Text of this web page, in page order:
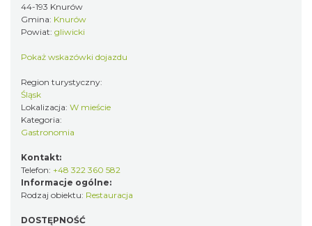
44-193 Knurów
Gmina: Knurów
Powiat: gliwicki
Pokaż wskazówki dojazdu
Region turystyczny:
Śląsk
Lokalizacja: W mieście
Kategoria:
Gastronomia
Kontakt:
Telefon: +48 322 360 582
Informacje ogólne:
Rodzaj obiektu: Restauracja
DOSTĘPNOŚĆ